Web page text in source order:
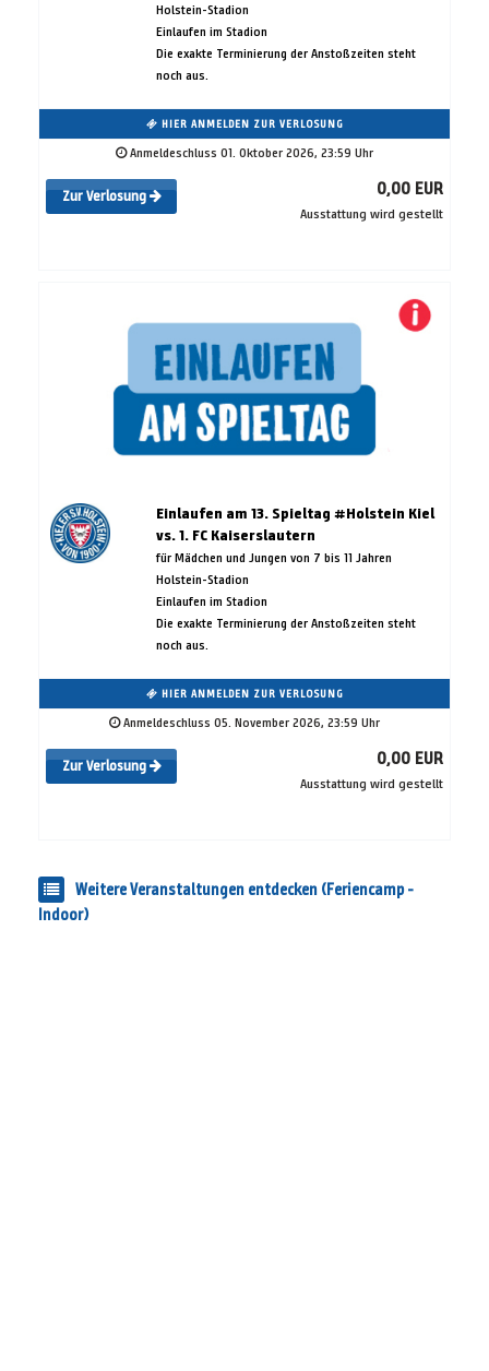
Holstein-Stadion
Einlaufen im Stadion
Die exakte Terminierung der Anstoßzeiten steht
noch aus.
HIER ANMELDEN ZUR VERLOSUNG
Anmeldeschluss 01. Oktober 2026, 23:59 Uhr
Zur Verlosung 0,00 EUR
Ausstattung wird gestellt
Einlaufen am 13. Spieltag #Holstein Kiel
vs. 1. FC Kaiserslautern
für Mädchen und Jungen von 7 bis 11 Jahren
Holstein-Stadion
Einlaufen im Stadion
Die exakte Terminierung der Anstoßzeiten steht
noch aus.
HIER ANMELDEN ZUR VERLOSUNG
Anmeldeschluss 05. November 2026, 23:59 Uhr
Zur Verlosung 0,00 EUR
Ausstattung wird gestellt
Weitere Veranstaltungen entdecken (Feriencamp -
Indoor)